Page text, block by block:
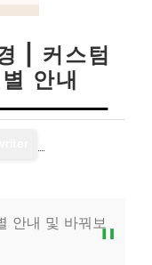
| 커스텀
안내
안내 및 바꿔보